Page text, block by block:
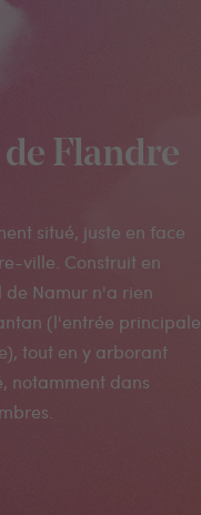
Flandre
situé, juste en face
ville. Construit en
de Namur n'a rien
(l'entrée principale
tout en y arborant
notamment dans